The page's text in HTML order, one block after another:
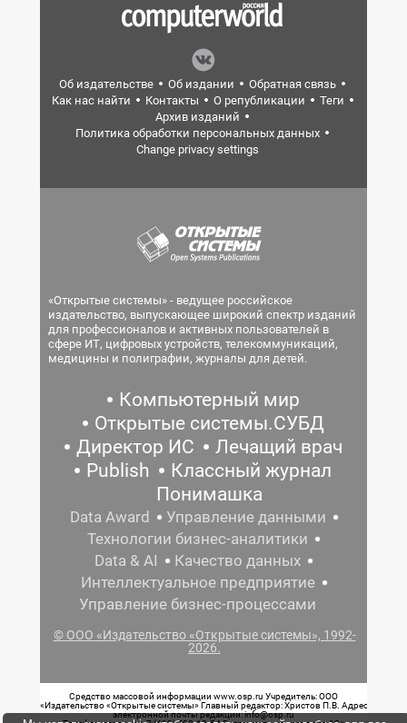
Об издательстве Об издании
Обратная связь
Как нас найти
Контакты О републикации
Теги
Архив изданий
Политика обработки персональных данных
Change privacy settings
«Открытые системы» - ведущее российское
издательство, выпускающее широкий спектр изданий
для профессионалов и активных пользователей в
сфере ИТ, цифровых устройств, телекоммуникаций,
медицины и полиграфии, журналы для детей.
Компьютерный мир
Открытые системы.СУБД
Директор ИС
Лечащий врач
Publish
Классный журнал
Понимашка
Data Award
Управление данными
Технологии бизнес-аналитики
Data & AI
Качество данных
Интеллектуальное предприятие
Управление бизнес-процессами
© ООО «Издательство «Открытые системы», 1992-
2026.
Средство массовой информации www.osp.ru Учредитель: ООО
«Издательство «Открытые системы» Главный редактор: Христов П.В. Адрес
электронной почты редакции: info@osp.ru